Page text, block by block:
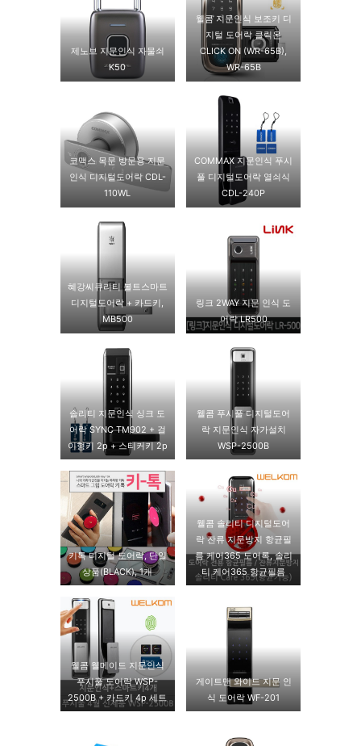
제노브 지문인식 자물쇠
K50
웰콤 지문인식 보조키 디
지털 도어락 클릭온
CLICK ON (WR-65B),
WR-65B
코맥스 목문 방문용 지문
인식 디지털도어락 CDL-
110WL
COMMAX 지문인식 푸시
풀 디지털도어락 열쇠식
CDL-240P
혜강씨큐리티 볼트스마트
디지털도어락 + 카드키,
MB500
링크 2WAY 지문 인식 도
어락 LR500
솔리티 지문인식 싱크 도
어락 SYNC TM902 + 걸
이형키 2p + 스티커키 2p
웰콤 푸시풀 디지털도어
락 지문인식 자가설치
WSP-2500B
키톡 디지털 도어락, 단일
상품(BLACK), 1개
웰콤 솔리티 디지털도어
락 잔류 지문방지 항균필
름 케어365 도어록, 솔리
티 케어365 항균필름
웰콤 웰메이드 지문인식
푸시풀 도어락 WSP-
2500B + 카드키 4p 세트
게이트맨 와이드 지문 인
식 도어락 WF-201